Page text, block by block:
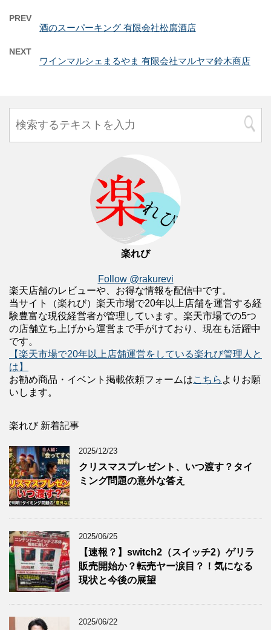
PREV
酒のスーパーキング 有限会社松廣酒店
NEXT
ワインマルシェまるやま 有限会社マルヤマ鈴木商店
楽れび
Follow @rakurevi
楽天店舗のレビューや、お得な情報を配信中です。
当サイト（楽れび）楽天市場で20年以上店舗を運営する経
験豊富な現役経営者が管理しています。楽天市場での5つ
の店舗立ち上げから運営まで手がけており、現在も活躍中
です。
【楽天市場で20年以上店舗運営をしている楽れび管理人と
は】
お勧め商品・イベント掲載依頼フォームはこちら よりお願
いします。
楽れび 新着記事
2025/12/23
クリスマスプレゼント、いつ渡す？タイ
ミング問題の意外な答え
2025/06/25
【速報？】switch2（スイッチ2）ゲリラ
販売開始か？転売ヤー涙目？！気になる
現状と今後の展望
2025/06/22